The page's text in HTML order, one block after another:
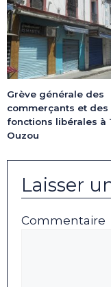
Grève générale des
commerçants et des
fonctions libérales à
Ouzou
Laisser
Commentaire